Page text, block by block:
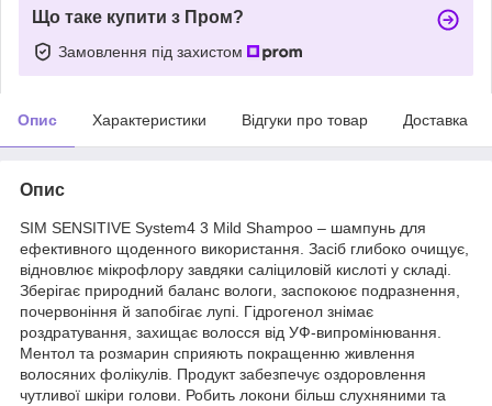
Що таке купити з Пром?
Замовлення під захистом
Опис Характеристики Відгуки про товар Доставка
Опис
SIM SENSITIVE System4 3 Mild Shampoo – шампунь для
ефективного щоденного використання. Засіб глибоко очищує,
відновлює мікрофлору завдяки саліциловій кислоті у складі.
Зберігає природний баланс вологи, заспокоює подразнення,
почервоніння й запобігає лупі. Гідрогенол знімає
роздратування, захищає волосся від УФ-випромінювання.
Ментол та розмарин сприяють покращенню живлення
волосяних фолікулів. Продукт забезпечує оздоровлення
чутливої шкіри голови. Робить локони більш слухняними та